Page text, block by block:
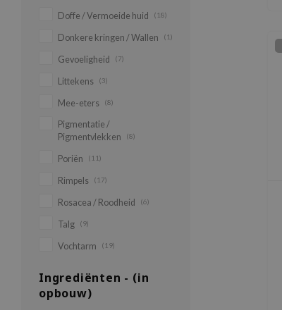
Doffe / Vermoeide huid (18)
Donkere kringen / Wallen (1)
Gevoeligheid (7)
Littekens (3)
Mee-eters (8)
Pigmentatie /
Pigmentvlekken
(8)
Poriën (11)
Rimpels (17)
Rosacea / Roodheid (6)
Talg (9)
Vochtarm (19)
Ingrediënten - (in
opbouw)